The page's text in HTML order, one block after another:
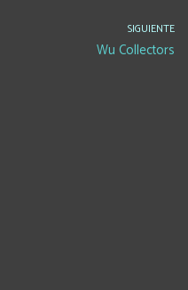
SIGUIENTE
Wu Collectors